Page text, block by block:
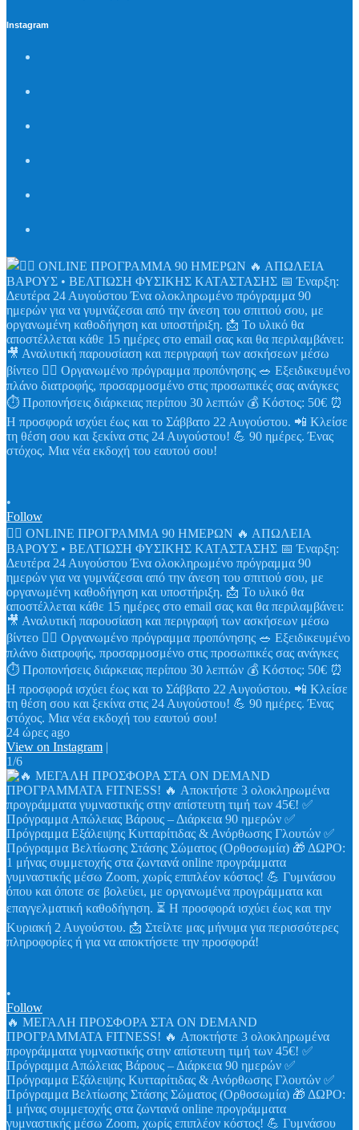
Instagram
•
Follow
🏋️‍♀️ ONLINE ΠΡΟΓΡΑΜΜΑ 90 ΗΜΕΡΩΝ 🔥 ΑΠΩΛΕΙΑ
ΒΑΡΟΥΣ • ΒΕΛΤΙΩΣΗ ΦΥΣΙΚΗΣ ΚΑΤΑΣΤΑΣΗΣ 📅 Έναρξη:
Δευτέρα 24 Αυγούστου Ένα ολοκληρωμένο πρόγραμμα 90
ημερών για να γυμνάζεσαι από την άνεση του σπιτιού σου, με
οργανωμένη καθοδήγηση και υποστήριξη. 📩 Το υλικό θα
αποστέλλεται κάθε 15 ημέρες στο email σας και θα περιλαμβάνει:
🎥 Αναλυτική παρουσίαση και περιγραφή των ασκήσεων μέσω
βίντεο 🏋️‍♀️ Οργανωμένο πρόγραμμα προπόνησης 🥗 Εξειδικευμένο
πλάνο διατροφής, προσαρμοσμένο στις προσωπικές σας ανάγκες
⏱️ Προπονήσεις διάρκειας περίπου 30 λεπτών 💰 Κόστος: 50€ ⏰
Η προσφορά ισχύει έως και το Σάββατο 22 Αυγούστου. 📲 Κλείσε
τη θέση σου και ξεκίνα στις 24 Αυγούστου! 💪 90 ημέρες. Ένας
στόχος. Μια νέα εκδοχή του εαυτού σου!
24 ώρες ago
View on Instagram |
1/6
•
Follow
🔥 ΜΕΓΑΛΗ ΠΡΟΣΦΟΡΑ ΣΤΑ ON DEMAND
ΠΡΟΓΡΑΜΜΑΤΑ FITNESS! 🔥 Αποκτήστε 3 ολοκληρωμένα
προγράμματα γυμναστικής στην απίστευτη τιμή των 45€! ✅
Πρόγραμμα Απώλειας Βάρους – Διάρκεια 90 ημερών ✅
Πρόγραμμα Εξάλειψης Κυτταρίτιδας & Ανόρθωσης Γλουτών ✅
Πρόγραμμα Βελτίωσης Στάσης Σώματος (Ορθοσωμία) 🎁 ΔΩΡΟ:
1 μήνας συμμετοχής στα ζωντανά online προγράμματα
γυμναστικής μέσω Zoom, χωρίς επιπλέον κόστος! 💪 Γυμνάσου